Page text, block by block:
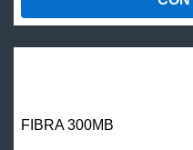
FIBRA 300MB